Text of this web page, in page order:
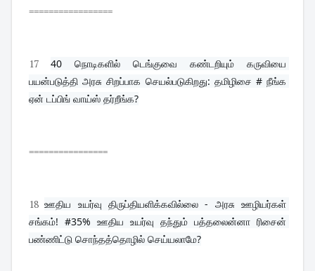
=================
17 40 நொடிகளில் டெங்குவை கண்டறியும் கருவியை
பயன்படுத்தி அரசு சிறப்பாக செயல்படுகிறது: தமிழிசை # நீங்க
ஏன் டப்பிங் வாய்ஸ் தர்றீங்க?
================
18ஊதிய உயர்வு திருப்தியளிக்கவில்லை - அரசு ஊழியர்கள்
சங்கம்! #35% ஊதிய உயர்வு தந்தும் பத்தலைன்னா ரிசைன்
பண்ணிட்டு சொந்தத்தொழில் செய்யலாமே?